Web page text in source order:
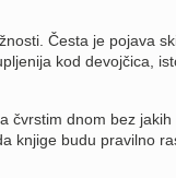
Česta je pojava
kod devojčica,
čvrstim dnom bez
knjige budu pravilno